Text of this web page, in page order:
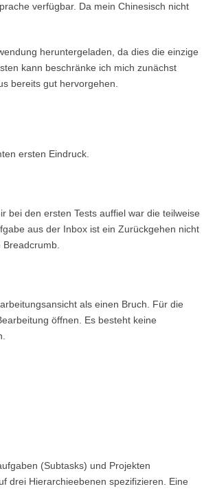
verfügbar. Da mein Chinesisch nicht
heruntergeladen, da dies die einzige
kann beschränke ich mich zunächst
bereits gut hervorgehen.
ersten Eindruck.
bei den ersten Tests auffiel war die teilweise
aus der Inbox ist ein Zurückgehen nicht
als einen Bruch. Für die
öffnen. Es besteht keine
(Subtasks) und Projekten
drei Hierarchieebenen spezifizieren. Eine